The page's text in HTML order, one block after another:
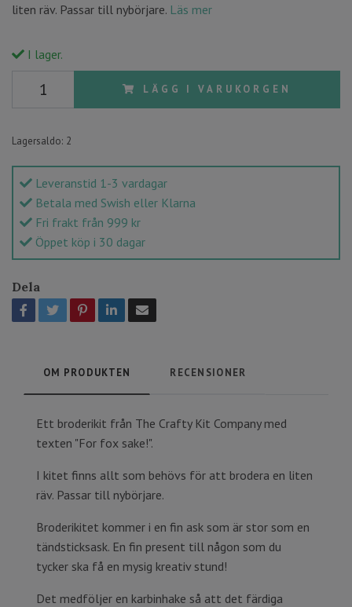
liten räv. Passar till nybörjare. Läs mer
I lager.
LÄGG I VARUKORGEN
Lagersaldo: 2
Leveranstid 1-3 vardagar
Betala med Swish eller Klarna
Fri frakt från 999 kr
Öppet köp i 30 dagar
Dela
OM PRODUKTEN RECENSIONER
Ett broderikit från The Crafty Kit Company med
texten "For fox sake!".
I kitet finns allt som behövs för att brodera en liten
räv. Passar till nybörjare.
Broderikitet kommer i en fin ask som är stor som en
tändsticksask. En fin present till någon som du
tycker ska få en mysig kreativ stund!
Det medföljer en karbinhake så att det färdiga